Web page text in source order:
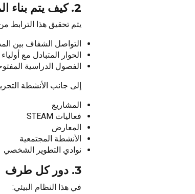
2. كيف يتم بناء المجتمع
يتم تحقيق هذا
التواصل الشفاف بين
الحوار المتبادل مع أولياء
الفصول الدراسية
إلى جانب الأنشطة
المشاريع
فعاليات STEAM
المعارض
الأنشطة المجتمعية
نوادي التطوير الشخصي
3. دور كل طرف
في هذا النظام البيئي: